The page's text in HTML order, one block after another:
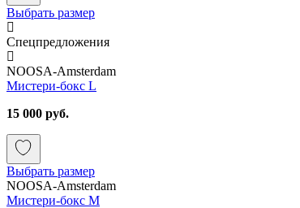
Выбрать размер
Спецпредложения
NOOSA-Amsterdam
Мистери-бокс L
15 000 руб.
Выбрать размер
NOOSA-Amsterdam
Мистери-бокс M